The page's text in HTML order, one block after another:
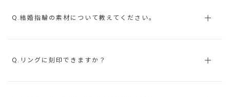
Q.結婚指輪の素材について教えてください。
Q.リングに刻印できますか？